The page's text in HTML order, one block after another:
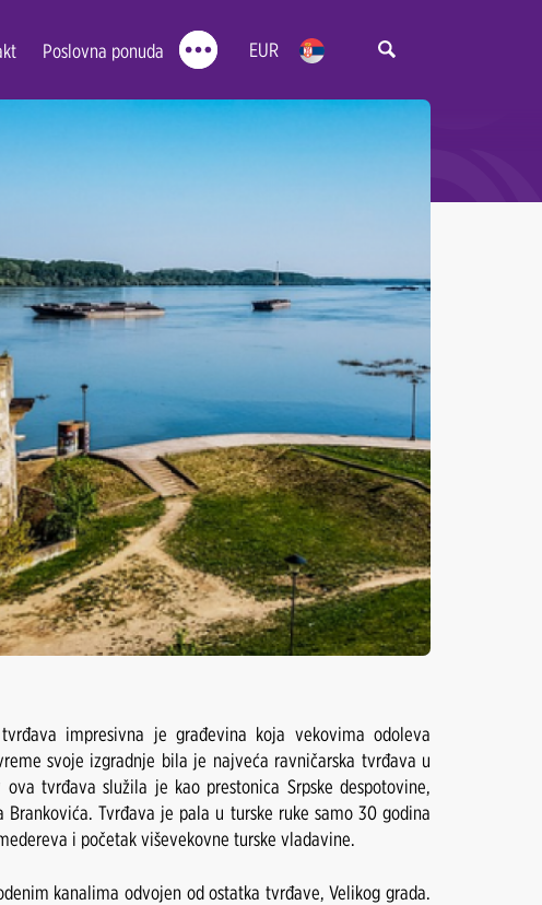
Poslovna ponuda EUR
impresivna je građevina koja vekovima odoleva
svoje izgradnje bila je najveća ravničarska tvrđava u
tvrđava služila je kao prestonica Srpske despotovine,
Tvrđava je pala u turske ruke samo 30 godina
i početak viševekovne turske vladavine.
kanalima odvojen od ostatka tvrđave, Velikog grada.